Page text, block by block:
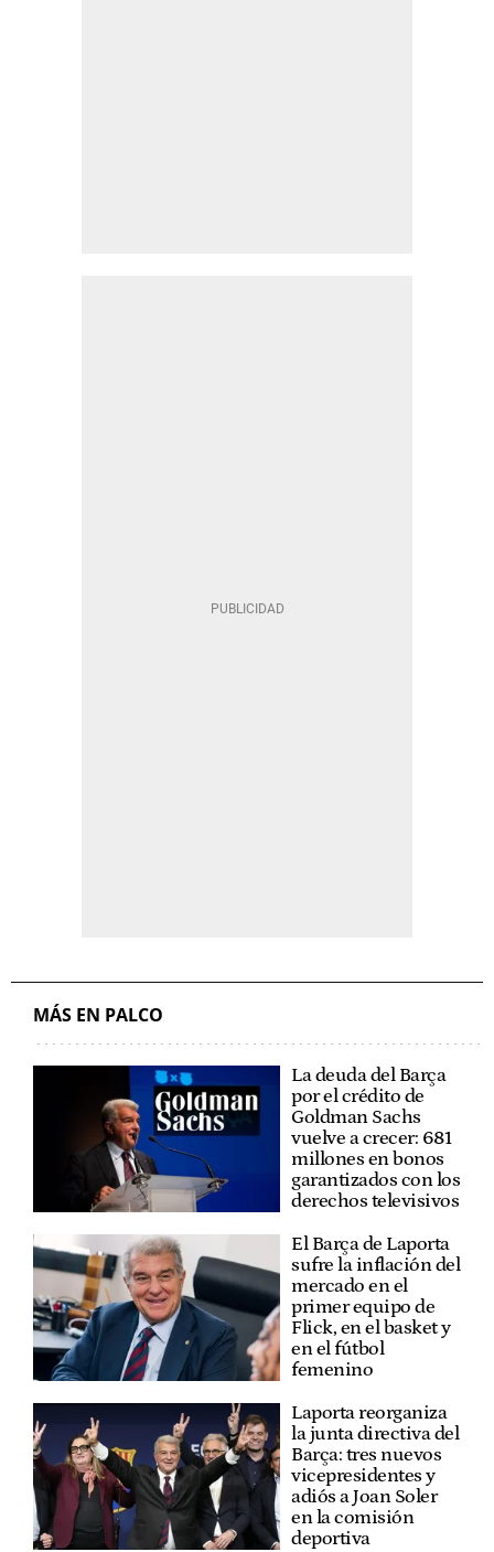
MÁS EN PALCO
La deuda del Barça
por el crédito de
Goldman Sachs
vuelve a crecer: 681
millones en bonos
garantizados con los
derechos televisivos
El Barça de Laporta
sufre la inflación del
mercado en el
primer equipo de
Flick, en el basket y
en el fútbol
femenino
Laporta reorganiza
la junta directiva del
Barça: tres nuevos
vicepresidentes y
adiós a Joan Soler
en la comisión
deportiva